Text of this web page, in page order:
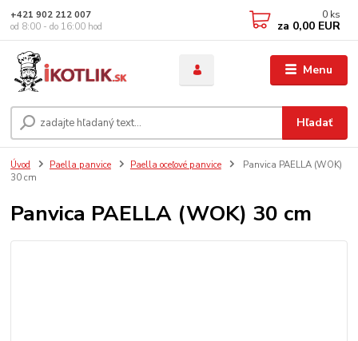
Menu
Hľadať
+421 902 212 007
od 8:00 - do 16:00 hod
0 ks
za 0,00 EUR
Úvod Paella panvice Paella oceľové panvice
Panvica PAELLA (WOK)
30 cm
Panvica PAELLA (WOK) 30 cm